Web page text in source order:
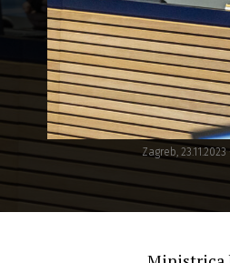
Zagreb,